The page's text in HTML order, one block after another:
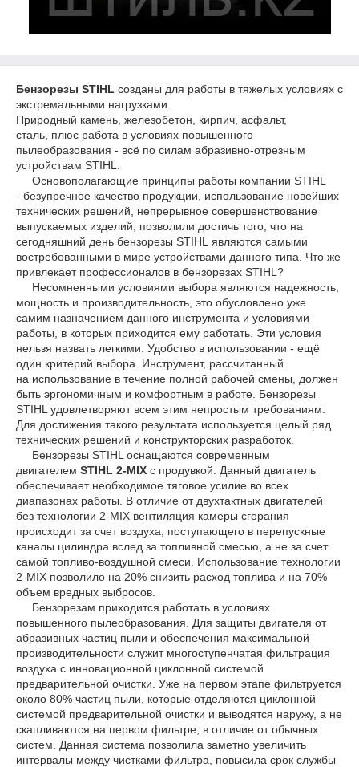
Бензорезы STIHL созданы для работы в тяжелых условиях с
экстремальными нагрузками.
Природный камень, железобетон, кирпич, асфальт,
сталь, плюс работа в условиях повышенного
пылеобразования - всё по силам абразивно-отрезным
устройствам STIHL.
Основополагающие принципы работы компании STIHL
- безупречное качество продукции, использование новейших
технических решений, непрерывное совершенствование
выпускаемых изделий, позволили достичь того, что на
сегодняшний день бензорезы STIHL являются самыми
востребованными в мире устройствами данного типа. Что же
привлекает профессионалов в бензорезах STIHL?
Несомненными условиями выбора являются надежность,
мощность и производительность, это обусловлено уже
самим назначением данного инструмента и условиями
работы, в которых приходится ему работать. Эти условия
нельзя назвать легкими. Удобство в использовании - ещё
один критерий выбора. Инструмент, рассчитанный
на использование в течение полной рабочей смены, должен
быть эргономичным и комфортным в работе. Бензорезы
STIHL удовлетворяют всем этим непростым требованиям.
Для достижения такого результата используется целый ряд
технических решений и конструкторских разработок.
Бензорезы STIHL оснащаются современным
двигателем STIHL 2-MIX c продувкой. Данный двигатель
обеспечивает необходимое тяговое усилие во всех
диапазонах работы. В отличие от двухтактных двигателей
без технологии 2-MIX вентиляция камеры сгорания
происходит за счет воздуха, поступающего в перепускные
каналы цилиндра вслед за топливной смесью, а не за счет
самой топливо-воздушной смеси. Использование технологии
2-MIX позволило на 20% снизить расход топлива и на 70%
объем вредных выбросов.
Бензорезам приходится работать в условиях
повышенного пылеобразования. Для защиты двигателя от
абразивных частиц пыли и обеспечения максимальной
производительности служит многоступенчатая фильтрация
воздуха с инновационной циклонной системой
предварительной очистки. Уже на первом этапе фильтруется
около 80% частиц пыли, которые отделяются циклонной
системой предварительной очистки и выводятся наружу, а не
скапливаются на первом фильтре, в отличие от обычных
систем. Данная система позволила заметно увеличить
интервалы между чистками фильтра, повысила срок службы